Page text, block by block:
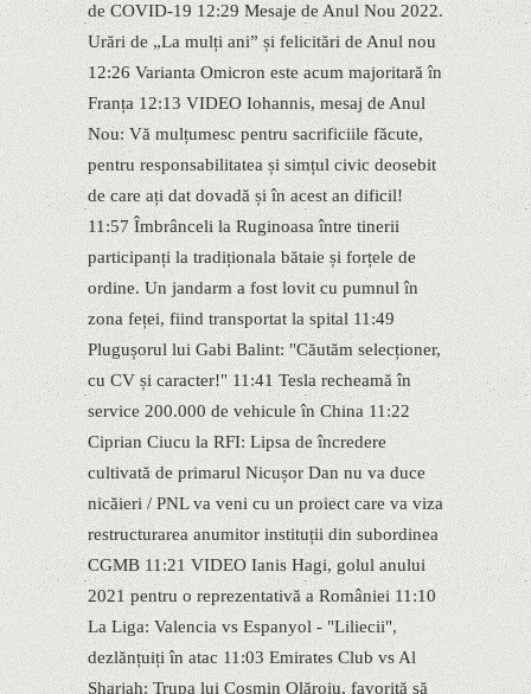
de COVID-19 12:29 Mesaje de Anul Nou 2022.
Urări de „La mulți ani” și felicitări de Anul nou
12:26 Varianta Omicron este acum majoritară în
Franța 12:13 VIDEO Iohannis, mesaj de Anul
Nou: Vă mulțumesc pentru sacrificiile făcute,
pentru responsabilitatea și simțul civic deosebit
de care ați dat dovadă și în acest an dificil!
11:57 Îmbrânceli la Ruginoasa între tinerii
participanți la tradiționala bătaie și forțele de
ordine. Un jandarm a fost lovit cu pumnul în
zona feței, fiind transportat la spital 11:49
Plugușorul lui Gabi Balint: "Căutăm selecționer,
cu CV și caracter!" 11:41 Tesla recheamă în
service 200.000 de vehicule în China 11:22
Ciprian Ciucu la RFI: Lipsa de încredere
cultivată de primarul Nicușor Dan nu va duce
nicăieri / PNL va veni cu un proiect care va viza
restructurarea anumitor instituții din subordinea
CGMB 11:21 VIDEO Ianis Hagi, golul anului
2021 pentru o reprezentativă a României 11:10
La Liga: Valencia vs Espanyol - "Liliecii",
dezlănțuiți în atac 11:03 Emirates Club vs Al
Sharjah: Trupa lui Cosmin Olăroiu, favorită să